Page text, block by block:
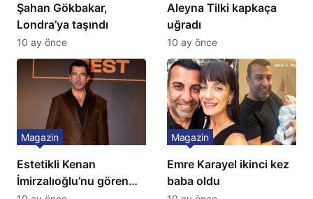
Şahan Gökbakar,
Londra’ya taşındı
10 ay önce
Aleyna Tilki kapkaça
uğradı
10 ay önce
Estetikli Kenan
İmirzalıoğlu’nu gören
Magazin
Emre Karayel ikinci kez
baba oldu
Magazin